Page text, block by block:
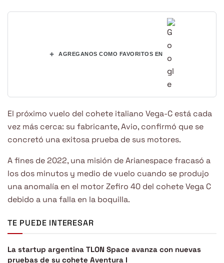
+ AGREGANOS COMO FAVORITOS EN
El próximo vuelo del cohete italiano Vega-C está cada
vez más cerca: su fabricante, Avio, confirmó que se
concretó una exitosa prueba de sus motores.
A fines de 2022, una misión de Arianespace fracasó a
los dos minutos y medio de vuelo cuando se produjo
una anomalía en el motor Zefiro 40 del cohete Vega C
debido a una falla en la boquilla.
TE PUEDE INTERESAR
La startup argentina TLON Space avanza con nuevas
pruebas de su cohete Aventura I